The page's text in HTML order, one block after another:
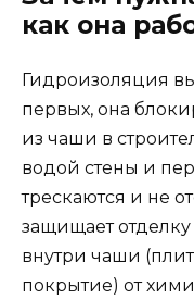
как она
Гидроизоляция
первых, она
из чаши в
водой стены и
трескаются и не
защищает
внутри чаши
покрытие) от